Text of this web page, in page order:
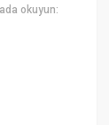
okuyun: